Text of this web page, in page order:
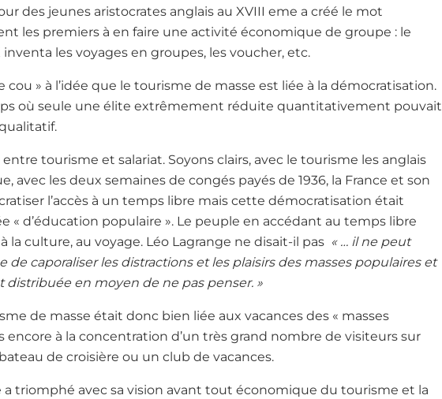
des jeunes aristocrates anglais au XVIII eme a créé le mot
les premiers à en faire une activité économique de groupe : le
les voyages en groupes, les voucher, etc.
cou » à l’idée que le tourisme de masse est liée à la démocratisation.
où seule une élite extrêmement réduite quantitativement pouvait
tourisme et salariat. Soyons clairs, avec le tourisme les anglais
avec les deux semaines de congés payés de 1936, la France et son
l’accès à un temps libre mais cette démocratisation était
« d’éducation populaire ». Le peuple en accédant au temps libre
la culture, au voyage. Léo Lagrange ne disait-il pas « … il ne peut
de caporaliser les distractions et les plaisirs des masses populaires et
en moyen de ne pas penser. »
de masse était donc bien liée aux vacances des « masses
encore à la concentration d’un très grand nombre de visiteurs sur
de croisière ou un club de vacances.
a triomphé avec sa vision avant tout économique du tourisme et la